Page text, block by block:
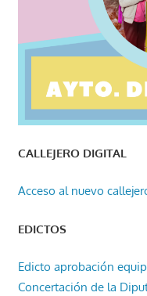
CALLEJERO DIGITAL
Acceso al nuevo
EDICTOS
Edicto aprobación
Concertación de la